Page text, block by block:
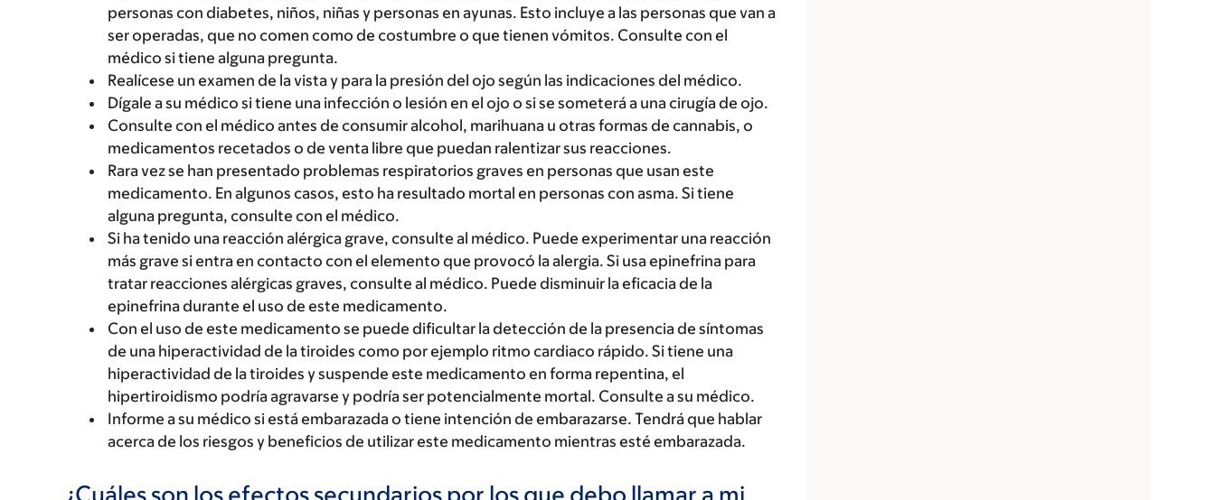
personas con diabetes, niños, niñas y personas en ayunas. Esto incluye a las personas que van a
ser operadas, que no comen como de costumbre o que tienen vómitos. Consulte con el
médico si tiene alguna pregunta.
Realícese un examen de la vista y para la presión del ojo según las indicaciones del médico.
Dígale a su médico si tiene una infección o lesión en el ojo o si se someterá a una cirugía de ojo.
Consulte con el médico antes de consumir alcohol, marihuana u otras formas de cannabis, o
medicamentos recetados o de venta libre que puedan ralentizar sus reacciones.
Rara vez se han presentado problemas respiratorios graves en personas que usan este
medicamento. En algunos casos, esto ha resultado mortal en personas con asma. Si tiene
alguna pregunta, consulte con el médico.
Si ha tenido una reacción alérgica grave, consulte al médico. Puede experimentar una reacción
más grave si entra en contacto con el elemento que provocó la alergia. Si usa epinefrina para
tratar reacciones alérgicas graves, consulte al médico. Puede disminuir la eficacia de la
epinefrina durante el uso de este medicamento.
Con el uso de este medicamento se puede dificultar la detección de la presencia de síntomas
de una hiperactividad de la tiroides como por ejemplo ritmo cardiaco rápido. Si tiene una
hiperactividad de la tiroides y suspende este medicamento en forma repentina, el
hipertiroidismo podría agravarse y podría ser potencialmente mortal. Consulte a su médico.
Informe a su médico si está embarazada o tiene intención de embarazarse. Tendrá que hablar
acerca de los riesgos y beneficios de utilizar este medicamento mientras esté embarazada.
¿Cuáles son los efectos secundarios por los que debo llamar a mi